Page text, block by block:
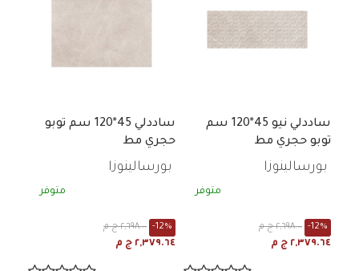
ساددلي نيو 45*120 سم
توبو حجري مط
متوفر
٢,٦٩٨.٠٠ ج م -12%
٢,٣٧٩.٦٤ ج م
ساددلي 45*120 سم توبو
حجري مط
متوفر
٢,٦٩٨.٠٠ ج م -12%
٢,٣٧٩.٦٤ ج م